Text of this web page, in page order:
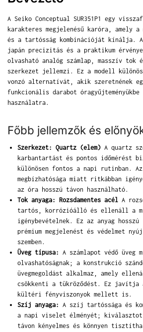
A Seiko Conceptual SUR351P1 egy
karakteres megjelenésű karóra, amely
és a tartósság kombinációját kínálja. A
japán precizitás és a praktikum
olvasható analóg számlap, masszív tok
szerkezet jellemzi. Ez a modell
vonzó alternatívát, akik szeretnének
funkcionális darabot óragyűjteményükbe
használatra.
Főbb jellemzők és
Szerkezet: Quartz (elem) A quartz
karbantartást és pontos időmérést
különösen fontos a napi rutinban. Az
megbízhatósága miatt ritkábban
az óra hosszú távon használható.
Tok anyaga: Rozsdamentes acél A
tartós, korrózióálló és ellenáll a
igénybevételnek. Ez az anyag hosszú
prémium megjelenést és védelmet
szemben.
Üveg típusa: A számlapot védő üveg
olvashatóságnak; a konstrukció
üvegmegoldást alkalmaz, amely
csökkenti a tükröződést. Ez javítja
kültéri fényviszonyok mellett is.
Szíj anyaga: A szíj tartóssága és
a napi viselet élményét; kiválasztott
távon kényelmes és könnyen